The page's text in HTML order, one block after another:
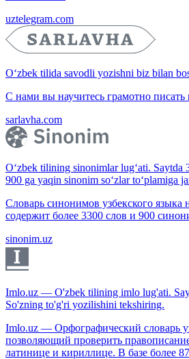
uztelegram.com
O‘zbek tilida savodli yozishni biz bilan
С нами вы научитесь грамотно писать
sarlavha.com
O‘zbek tilining sinonimlar lug‘ati. Saytda
900 ga yaqin sinonim so‘zlar to‘plamiga
Словарь синонимов узбекского языка
содержит более 3300 слов и 900
sinonim.uz
Imlo.uz — O'zbek tilining imlo lug'ati.
So'zning to'g'ri yozilishini tekshiring.
Imlo.uz — Орфографический словарь
позволяющий проверить
латинице и кириллице. В базе более